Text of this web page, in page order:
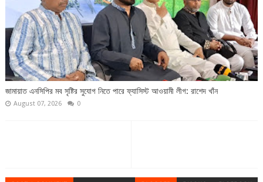
জামায়াত এনসিপির মব সৃষ্টির সুযোগ নিতে পারে ফ্যাসিস্ট আওয়ামী লীগ: রাশেদ খাঁন
August 07, 2026 0